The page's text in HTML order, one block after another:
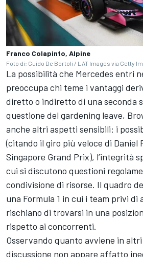
Franco Colapinto, Alpine
Foto di: Guido De Bortoli / LAT Images via Getty
La possibilità che Mercedes entri
preoccupa chi teme i vantaggi
diretto o indiretto di una seconda
questione del gardening leave,
anche altri aspetti sensibili: i
(citando il giro più veloce di Daniel
Singapore Grand Prix), l’integrità
cui si discutono questioni
condivisione di risorse. Il quadro
una Formula 1 in cui i team privi di
rischiano di trovarsi in una
rispetto ai concorrenti.
Osservando quanto avviene in
discussione non appare affatto